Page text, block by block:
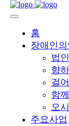
홈
장애인
법
향
걸
함
오
주요사업